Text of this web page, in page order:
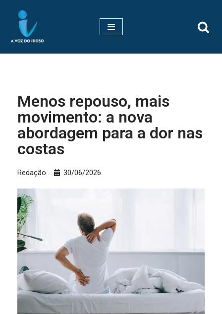
Pular
para
Menos repouso, mais
movimento: a nova
abordagem para a dor nas
costas
Redação 30/06/2026